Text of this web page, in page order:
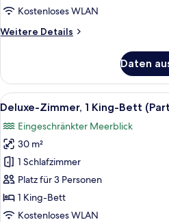
Kostenloses WLAN
Weitere Details
Weitere
2 Schlafzimmer,
Küche
Daten
Alle
Fotos
für
Deluxe-
Zimmer,
1 King-
Bett
(Partial
7
Deluxe-Zimmer, 1 King-Bett
Eingeschränkter Meerblick
30 m²
1 Schlafzimmer
Platz für 3 Personen
1 King-Bett
Kostenloses WLAN